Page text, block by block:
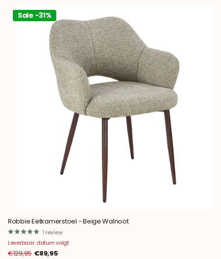
Sale -31%
Robbie Eetkamerstoel - Beige Walnoot
1 review
Leverbaar: datum volgt
€129,95 €89,95